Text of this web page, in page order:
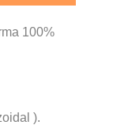
100%
).